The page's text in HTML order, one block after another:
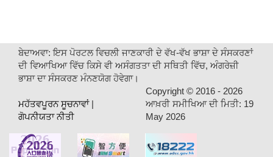
ਬੇਦਾਅਵਾ: ਇਸ ਪੋਰਟਲ ਵਿਚਲੀ ਜਾਣਕਾਰੀ ਦੇ ਵੱਖ-ਵੱਖ ਭਾਸ਼ਾ ਦੇ ਸੰਸਕਰਣਾਂ
ਦੀ ਵਿਆਖਿਆ ਵਿੱਚ ਕਿਸੇ ਵੀ ਅਸੰਗਤਤਾ ਦੀ ਸਥਿਤੀ ਵਿੱਚ, ਅੰਗਰੇਜ਼ੀ
ਭਾਸ਼ਾ ਦਾ ਸੰਸਕਰਣ ਮੰਨਣਯੋਗ ਹੋਵੇਗਾ।
ਮਹੱਤਵਪੂਰਨ ਸੂਚਨਾਵਾਂ|
ਗੋਪਨੀਯਤਾ ਨੀਤੀ
Copyright © 2016 - 2026
ਆਖ਼ਰੀ ਸਮੀਖਿਆ ਦੀ ਮਿਤੀ: 19
May 2026